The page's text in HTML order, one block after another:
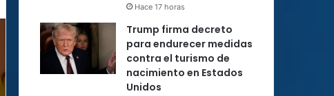
Hace 17 horas
Trump firma decreto
para endurecer medidas
contra el turismo de
nacimiento en Estados
Unidos